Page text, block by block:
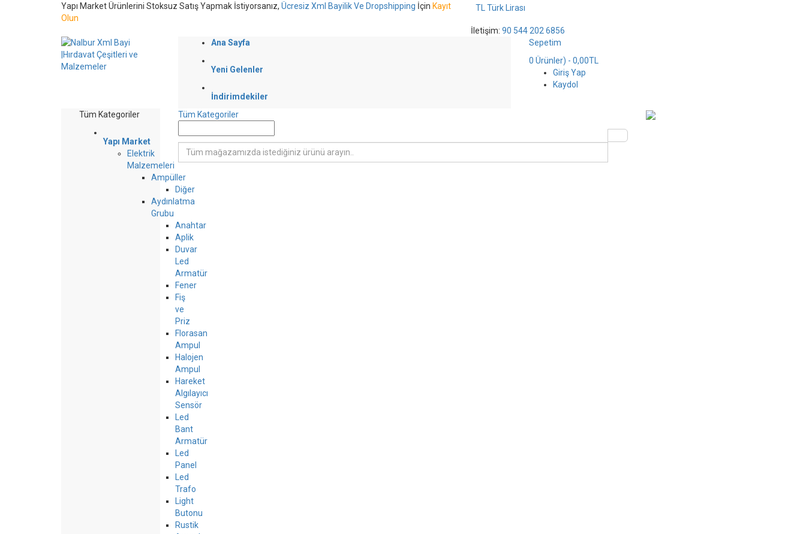
Yapı Market Ürünlerini Stoksuz Satış Yapmak İstiyorsanız, Ücresiz Xml Bayilik Ve Dropshipping İçin Kayıt
Olun
İletişim: 90 544 202 6856
Ana Sayfa
Yeni Gelenler
İndirimdekiler
Sepetim
0 Ürünler) - 0,00TL
Giriş Yap
Kaydol
Tüm Kategoriler
Yapı Market
Elektrik
Malzemeleri
Ampüller
Diğer
Aydınlatma
Grubu
Anahtar
Aplik
Duvar
Led
Armatür
Fener
Fiş
ve
Priz
Florasan
Ampul
Halojen
Ampul
Hareket
Algılayıcı
Sensör
Led
Bant
Armatür
Led
Panel
Led
Trafo
Light
Butonu
Rustik
Tüm Kategoriler